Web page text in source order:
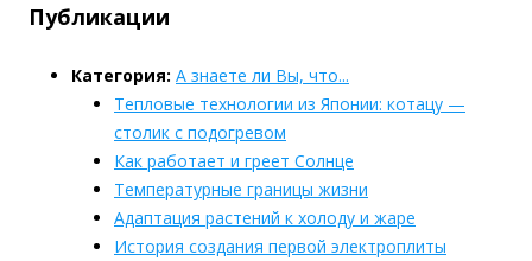
Публикации
Категория: А знаете ли Вы, что...
Тепловые технологии из Японии: котацу —
столик с подогревом
Как работает и греет Солнце
Температурные границы жизни
Адаптация растений к холоду и жаре
История создания первой электроплиты